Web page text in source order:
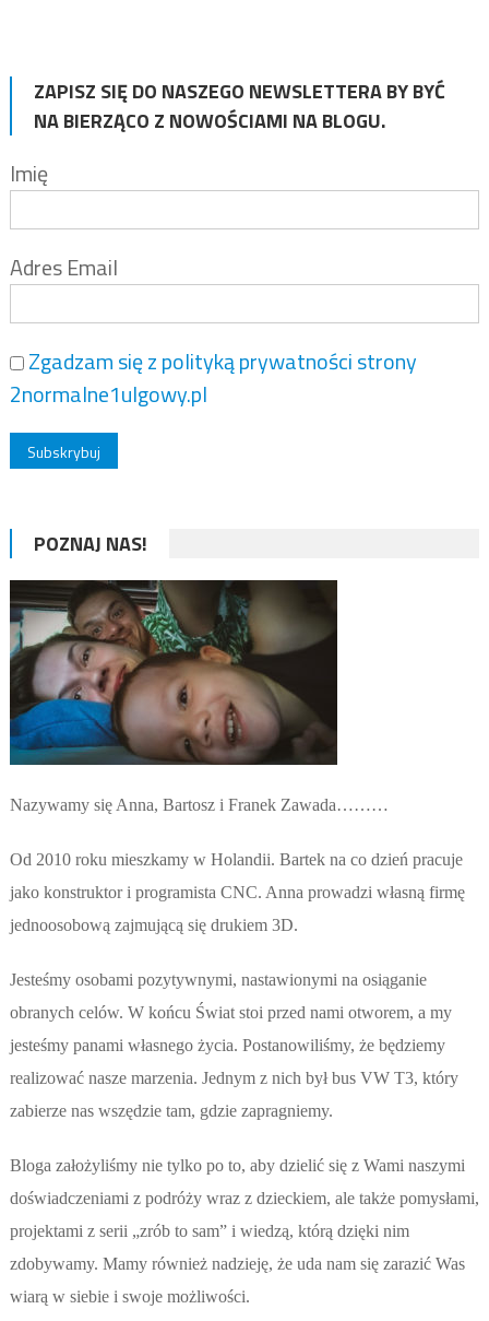
ZAPISZ SIĘ DO NASZEGO NEWSLETTERA BY BYĆ
NA BIERZĄCO Z NOWOŚCIAMI NA BLOGU.
Imię
Adres Email
Zgadzam się z polityką prywatności strony
2normalne1ulgowy.pl
POZNAJ NAS!
Nazywamy się Anna, Bartosz i Franek Zawada………
Od 2010 roku mieszkamy w Holandii. Bartek na co dzień pracuje
jako konstruktor i programista CNC. Anna prowadzi własną firmę
jednoosobową zajmującą się drukiem 3D.
Jesteśmy osobami pozytywnymi, nastawionymi na osiąganie
obranych celów. W końcu Świat stoi przed nami otworem, a my
jesteśmy panami własnego życia. Postanowiliśmy, że będziemy
realizować nasze marzenia. Jednym z nich był bus VW T3, który
zabierze nas wszędzie tam, gdzie zapragniemy.
Bloga założyliśmy nie tylko po to, aby dzielić się z Wami naszymi
doświadczeniami z podróży wraz z dzieckiem, ale także pomysłami,
projektami z serii „zrób to sam” i wiedzą, którą dzięki nim
zdobywamy. Mamy również nadzieję, że uda nam się zarazić Was
wiarą w siebie i swoje możliwości.